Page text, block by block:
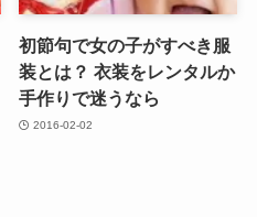
初節句で女の子がすべき服
装とは？ 衣装をレンタルか
手作りで迷うなら
2016-02-02